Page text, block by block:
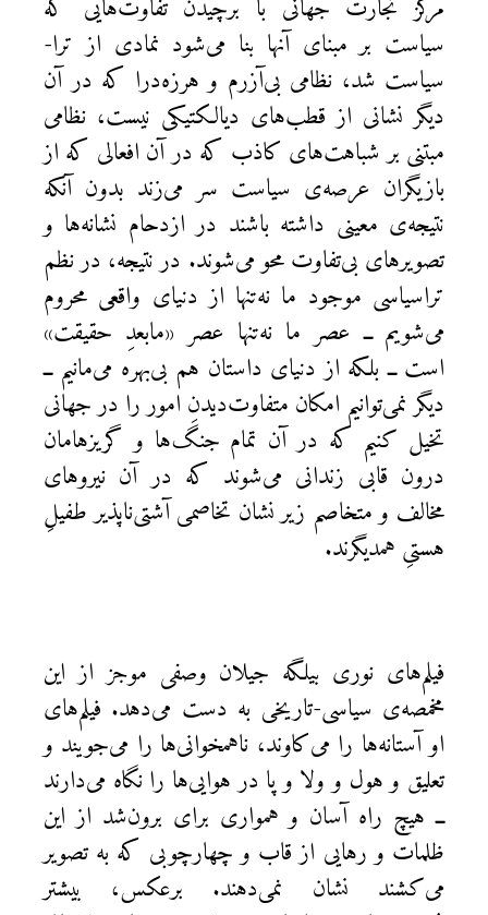
مرکز تجارت جهانی با برچیدن تفاوت‌هایی که
سیاست بر مبنای آنها بنا می‌شود نمادی از ترا-
سیاست شد، نظامی بی‌آزرم و هرزه‌درا که در آن
دیگر نشانی از قطب‌های دیالکتیکی نیست، نظامی
مبتنی بر شباهت‌های کاذب که در آن افعالی که از
بازیگران عرصه‌ی سیاست سر می‌زند بدون آنکه
نتیجه‌ی معینی داشته باشند در ازدحام نشانه‌ها و
تصویرهای بی‌تفاوت محو می‌شوند. در نتیجه، در نظم
تراسیاسی موجود ما نه‌تنها از دنیای واقعی محروم
می‌شویم ــ عصر ما نه‌تنها عصر «مابعدِ حقیقت»
است ــ بلکه از دنیای داستان هم بی‌بهره می‌مانیم ــ
دیگر نمی‌توانیم امکان متفاوت‌دیدنِ امور را در جهانی
تخیل کنیم که در آن تمام جنگ‌ها و گریزهامان
درون قابی زندانی می‌شوند که در آن نیروهای
مخالف و متخاصم زیر نشان تخاصمی آشتی‌ناپذیر طفیلِ
هستیِ همدیگرند.
فیلم‌های نوری بیلگه جیلان وصفی موجز از این
مخمصه‌ی سیاسی-تاریخی به دست می‌دهد. فیلم‌های
او آستانه‌ها را می‌کاوند، ناهمخوانی‌ها را می‌جویند و
تعلیق و هول و ولا و پا در هوایی‌ها را نگاه می‌دارند
ــ هیچ راه آسان و همواری برای برون‌شد از این
ظلمات و رهایی از قاب و چهارچوبی که به تصویر
می‌کشند نشان نمی‌دهند. برعکس، بیشتر